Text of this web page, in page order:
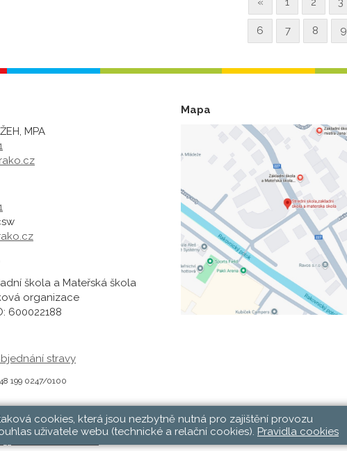
6 7 8 9
MPA
škola a Mateřská škola
organizace
600022188
stravy
199 0247/0100
Mapa
cookies, která jsou nezbytně nutná pro zajištění provozu
uživatele webu (technické a relační cookies). Pravidla cookies